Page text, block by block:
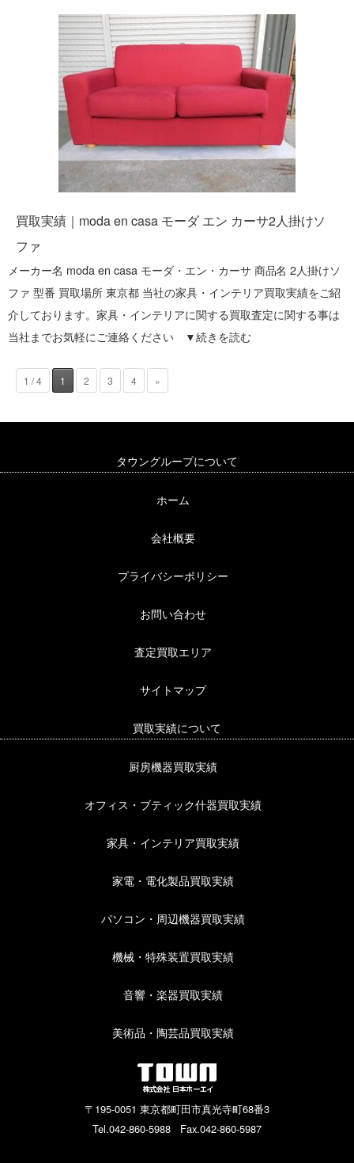
買取実績｜moda en casa モーダ エン カーサ2人掛けソ
ファ
メーカー名 moda en casa モーダ・エン・カーサ 商品名 2人掛けソ
ファ 型番 買取場所 東京都 当社の家具・インテリア買取実績をご紹
介しております。家具・インテリアに関する買取査定に関する事は
当社までお気軽にご連絡ください ▼続きを読む
1 / 4 1 2 3 4 »
タウングループについて
ホーム
会社概要
プライバシーポリシー
お問い合わせ
査定買取エリア
サイトマップ
買取実績について
厨房機器買取実績
オフィス・ブティック什器買取実績
家具・インテリア買取実績
家電・電化製品買取実績
パソコン・周辺機器買取実績
機械・特殊装置買取実績
音響・楽器買取実績
美術品・陶芸品買取実績
〒195-0051 東京都町田市真光寺町68番3
Tel.042-860-5988 Fax.042-860-5987